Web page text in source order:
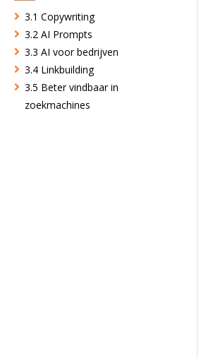
3.1 Copywriting
3.2 AI Prompts
3.3 AI voor bedrijven
3.4 Linkbuilding
3.5 Beter vindbaar in
zoekmachines